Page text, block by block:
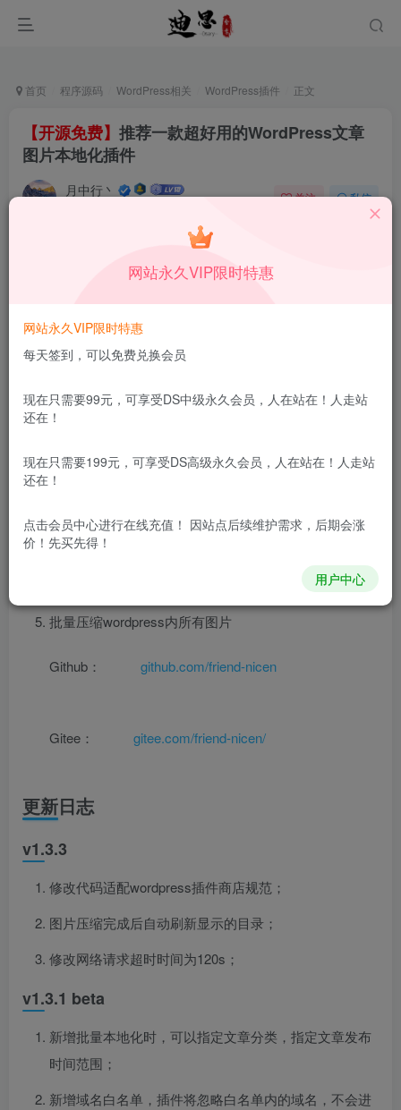
首页 程序源码 WordPress相关 WordPress插件 正文
【开源免费】 推荐一款超好用的WordPress文章
图片本地化插件
月中行丶 关注 私信
用途。如有侵权、不妥之处，请第一时间联系我们删除！
nicen-localize-image，是一款用于本地化wordpress文章
文章发布前通过编辑器插件本地化
文章手动发布时自动本地化
文章定时发布时自动本地化
批量压缩wordpress内所有图片
Github： github.com/friend-nicen
Gitee： gitee.com/friend-nicen/
更新日志
v1.3.3
修改代码适配wordpress插件商店规范；
图片压缩完成后自动刷新显示的目录；
修改网络请求超时时间为120s；
v1.3.1 beta
新增批量本地化时，可以指定文章分类，指定文章发布
时间范围；
新增域名白名单，插件将忽略白名单内的域名，不会进
网站永久VIP限时特惠
网站永久VIP限时特惠
每天签到，可以免费兑换会员
现在只需要99元，可享受DS中级永久会员，人在站在！人走站
还在！
现在只需要199元，可享受DS高级永久会员，人在站在！人走站
还在！
点击会员中心进行在线充值！ 因站点后续维护需求，后期会涨
价！先买先得！
用户中心